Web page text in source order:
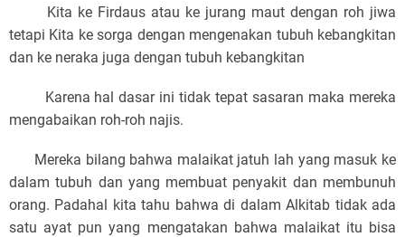
Kita ke Firdaus atau ke jurang maut dengan roh jiwa
tetapi Kita ke sorga dengan mengenakan tubuh kebangkitan
dan ke neraka juga dengan tubuh kebangkitan
Karena hal dasar ini tidak tepat sasaran maka mereka
mengabaikan roh-roh najis.
Mereka bilang bahwa malaikat jatuh lah yang masuk ke
dalam tubuh dan yang membuat penyakit dan membunuh
orang. Padahal kita tahu bahwa di dalam Alkitab tidak ada
satu ayat pun yang mengatakan bahwa malaikat itu bisa